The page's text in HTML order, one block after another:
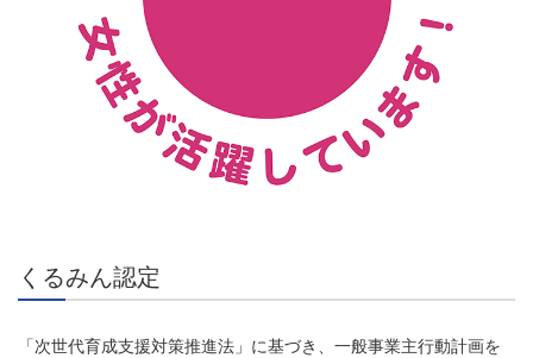
くるみん認定
「次世代育成支援対策推進法」に基づき、一般事業主行動計画を